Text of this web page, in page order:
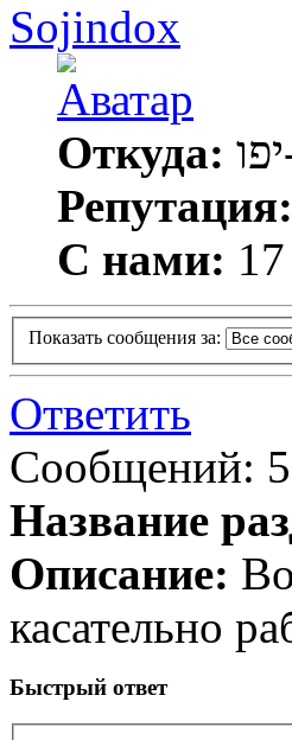
Sojindox
Откуда:
Репутация:
С нами:
Показать сообщения за:
Ответить
Сообщений: 5
Название
Описание:
касательно
Быстрый ответ